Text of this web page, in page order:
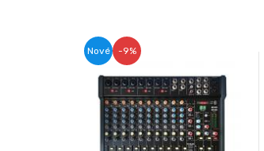
Nové -9%